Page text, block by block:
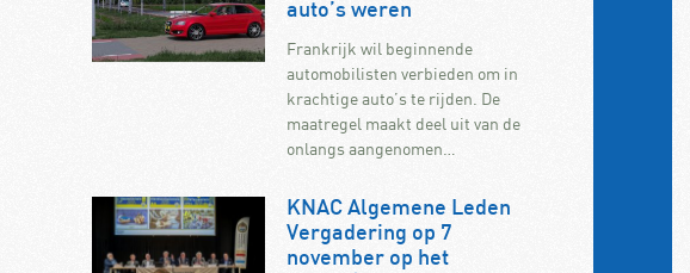
auto’s weren
Frankrijk wil beginnende
automobilisten verbieden om in
krachtige auto’s te rijden. De
maatregel maakt deel uit van de
onlangs aangenomen…
KNAC Algemene Leden
Vergadering op 7
november op het